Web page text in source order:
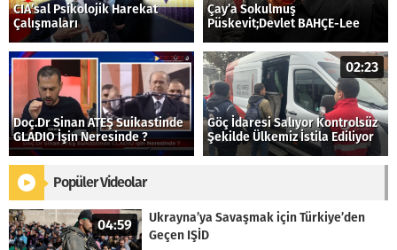
CIA’sal Psikolojik Harekat
Çalışmaları
Çay’a Sokulmuş
Püskevit;Devlet BAHÇE-Lee
Doç.Dr Sinan ATEŞ Suikastinde
GLADIO İşin Neresinde ?
02:23
Göç İdaresi Salıyor Kontrolsüz
Şekilde Ülkemiz İstila Ediliyor
Popüler Videolar
04:59
Ukrayna’ya Savaşmak için Türkiye’den
Geçen IŞİD